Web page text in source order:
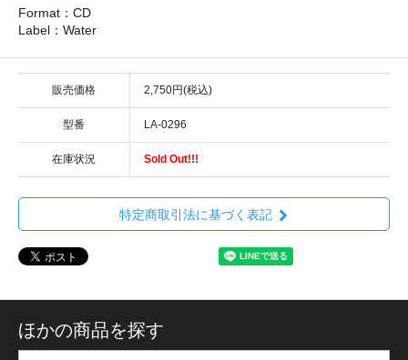
Format：CD
Label：Water
販売価格 2,750円(税込)
型番 LA-0296
在庫状況 Sold Out!!!
特定商取引法に基づく表記
ほかの商品を探す